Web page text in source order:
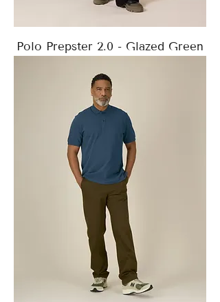
Polo Prepster 2.0 - Glazed Green